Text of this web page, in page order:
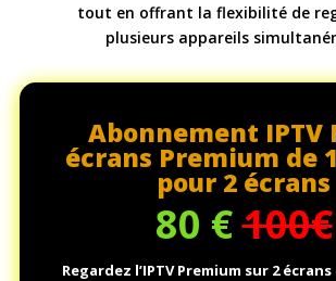
tout en offrant la flexibilité de
plusieurs appareils
Abonnement
écrans Premium de
pour 2 écrans
80 €100€
Regardez l’IPTV Premium sur 2